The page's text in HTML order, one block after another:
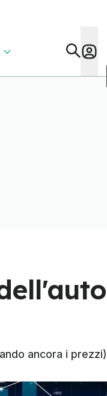
ancora i prezzi)